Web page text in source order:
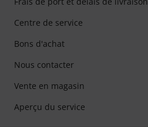
Centre de service
Bons d'achat
Nous contacter
Vente en magasin
Aperçu du service